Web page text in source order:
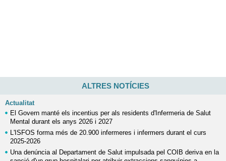
ALTRES NOTÍCIES
Actualitat
El Govern manté els incentius per als residents d'Infermeria de Salut
Mental durant els anys 2026 i 2027
L'ISFOS forma més de 20.900 infermeres i infermers durant el curs
2025-2026
Una denúncia al Departament de Salut impulsada pel COIB deriva en la